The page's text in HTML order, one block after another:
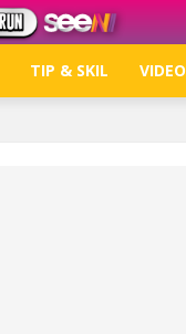
TIP & SKIL VIDEO